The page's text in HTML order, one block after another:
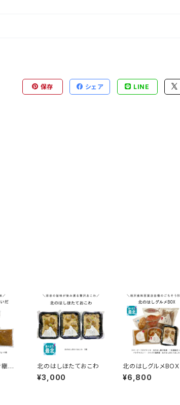
保存 シェア LINE
い
北のはしほたておこわ
¥3,000
北のはしグルメBOX
¥6,800